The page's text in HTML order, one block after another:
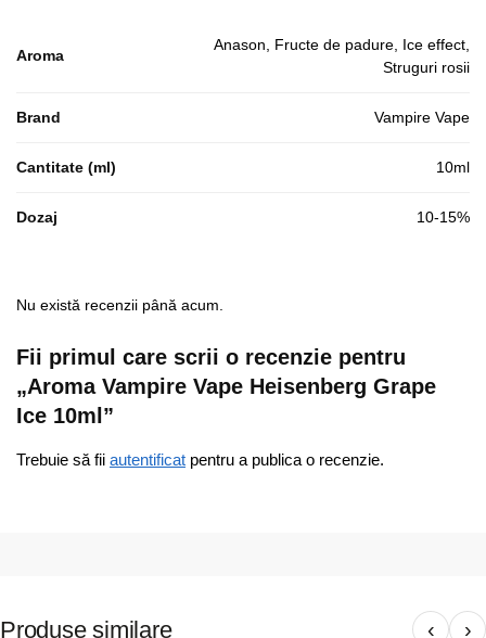
Aroma
Anason, Fructe de padure, Ice effect,
Struguri rosii
Brand Vampire Vape
Cantitate (ml) 10ml
Dozaj 10-15%
Nu există recenzii până acum.
Fii primul care scrii o recenzie pentru
„Aroma Vampire Vape Heisenberg Grape
Ice 10ml”
Trebuie să fii autentificat pentru a publica o recenzie.
Produse similare ‹ ›